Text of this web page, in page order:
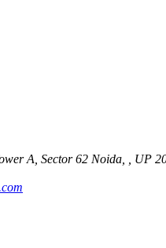
A, Sector 62 Noida, , UP